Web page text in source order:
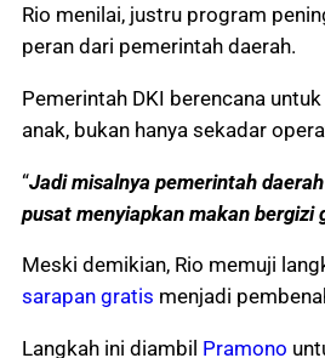
Rio menilai, justru program
peran dari pemerintah daerah.
Pemerintah DKI berencana
anak, bukan hanya sekadar
“Jadi misalnya pemerintah
pusat menyiapkan makan bergizi
Meski demikian, Rio memuji
sarapan gratis menjadi
Langkah ini diambil Pramono